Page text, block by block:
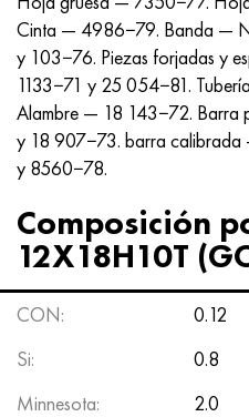
Cinta — 4986−79. Banda —
y 103−76. Piezas forjadas y
1133−71 y 25 054−81.
Alambre — 18 143−72.
y 18 907−73. barra
y 8560−78.
Composición
12X18H10T
CON:
0.12
Si:
0.8
Minnesota:
2.0
Hastelloy C-276
Hastelloy C2000
Hastelloy 3
Hastelloy x
udimet 500
udimet 720
40XFA, 1.7223, AISI 4142
45X, 45h, 1.7035
45HN2MFA, k2425, 45hnmf
A40G, 44smn28, 1.0762,